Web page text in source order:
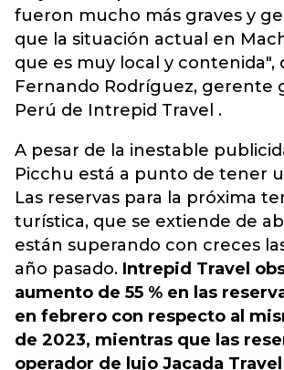
fueron mucho más graves y
que la situación actual en
que es muy local y contenida",
Fernando Rodríguez, gerente
Perú de Intrepid Travel .
A pesar de la inestable
Picchu está a punto de tener
Las reservas para la próxima
turística, que se extiende de
están superando con creces
año pasado. Intrepid Travel
aumento de 55 % en las
en febrero con respecto al
de 2023, mientras que las
operador de lujo Jacada